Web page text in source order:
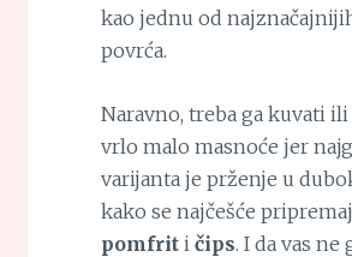
kao jednu od
povrća.
Naravno, treba ga kuvati ili
vrlo malo masnoće jer
varijanta je prženje u
kako se najčešće
pomfriti čips. I da vas ne